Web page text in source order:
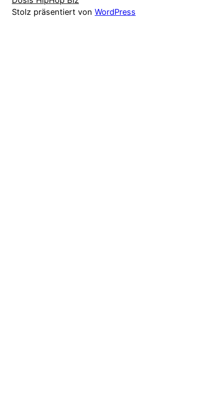
Stolz präsentiert von WordPress